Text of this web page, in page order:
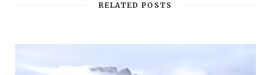
RELATED POSTS